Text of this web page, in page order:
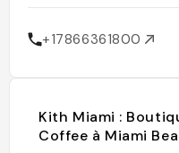
+17866361800
Kith Miami :
Coffee à Miami